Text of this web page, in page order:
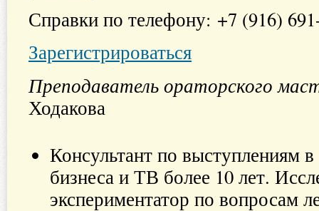
Справки по телефону: +7 (916)
Зарегистрироваться
Преподаватель ораторского
Ходакова
Консультант по выступлениям
бизнеса и ТВ более 10 лет.
экспериментатор по вопросам